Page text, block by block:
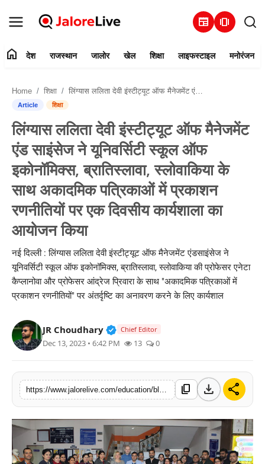
newspaper amp_stories
संपर्क करें
देश
राजस्थान
जालोर
शिक्षा
लाइफस्टाइल
तकनीक
बिज़नेस
home देश राजस्थान जालोर खेल शिक्षा लाइफस्टाइल मनोरंजन
Home शिक्षा लिंग्यास ललिता देवी इंस्टीट्यूट ऑफ मैनेजमेंट एंड साइंसेज ने यूनिवर्सिटी स्कूल ऑफ इकोनॉमिक्स, ब्रातिस्लावा, स्लोवाकिया के साथ अकादमिक पत्रिकाओं में प्रकाशन रणनीत...
Article शिक्षा
लिंग्यास ललिता देवी इंस्टीट्यूट ऑफ मैनेजमेंट
एंड साइंसेज ने यूनिवर्सिटी स्कूल ऑफ
इकोनॉमिक्स, ब्रातिस्लावा, स्लोवाकिया के
साथ अकादमिक पत्रिकाओं में प्रकाशन
रणनीतियों पर एक दिवसीय कार्यशाला का
आयोजन किया
नई दिल्ली : लिंग्यास ललिता देवी इंस्टीट्यूट ऑफ मैनेजमेंट एंडसाइंसेज ने
यूनिवर्सिटी स्कूल ऑफ इकोनॉमिक्स, ब्रातिस्लावा, स्लोवाकिया की प्रोफेसर एनेटा
कैप्लानोवा और प्रोफेसर आंद्रेज प्रिवारा के साथ "अकादमिक पत्रिकाओं में
प्रकाशन रणनीतियों" पर अंतर्दृष्टि का अनावरण करने के लिए कार्यशाल
JR Choudhary Verified Public Figure • 30 Mar,
Chief Editor
Dec 13, 2023 • 6:42 PM 13 0
content_copy download share